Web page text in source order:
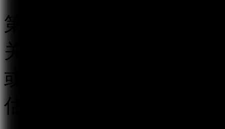
第四条 跟帖评论服务提
关的跟帖评论新产品、
或者省、自治区、直辖
估。